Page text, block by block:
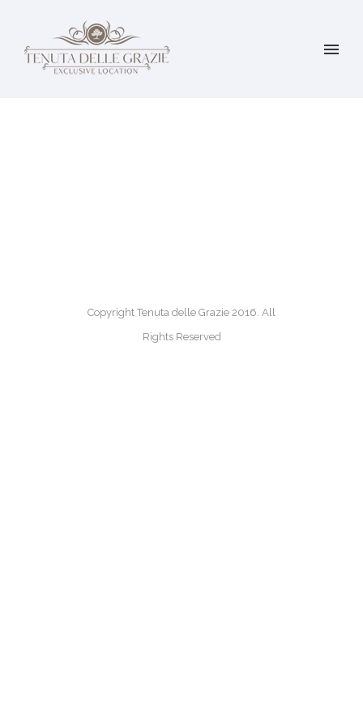
Copyright Tenuta delle Grazie 2016. All
Rights Reserved